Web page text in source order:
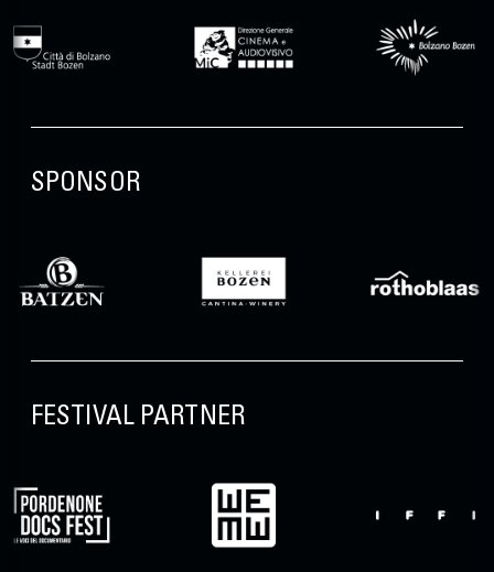
SPONSOR
FESTIVAL PARTNER